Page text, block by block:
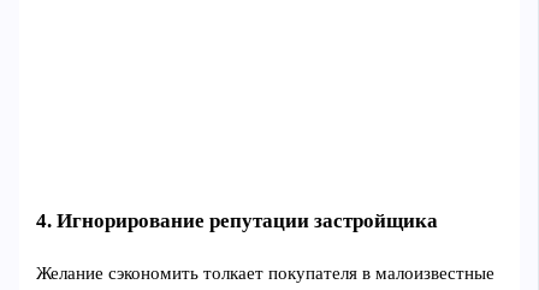
4. Игнорирование репутации застройщика
Желание сэкономить толкает покупателя в малоизвестные